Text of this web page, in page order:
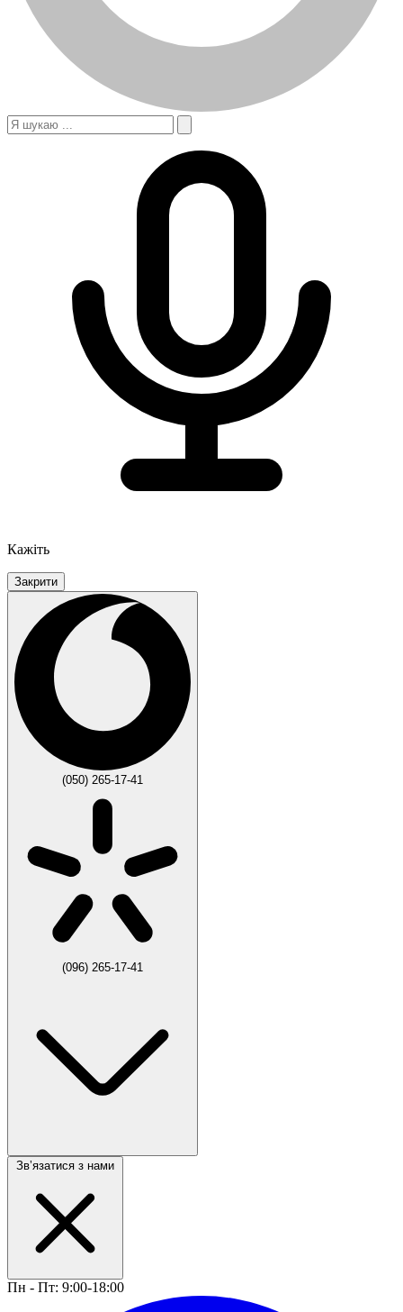
Кажіть
Закрити
(050) 265-17-41
(096) 265-17-41
Звʼязатися з нами
Пн - Пт: 9:00-18:00